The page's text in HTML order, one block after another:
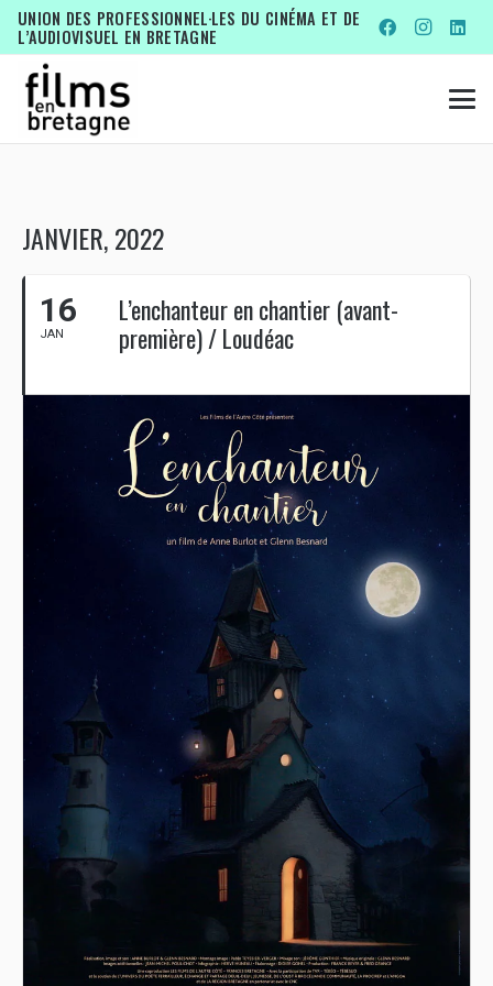
UNION DES PROFESSIONNEL·LES DU CINÉMA ET DE
L’AUDIOVISUEL EN BRETAGNE
JANVIER, 2022
16
JAN
L’enchanteur en chantier (avant-
première) / Loudéac